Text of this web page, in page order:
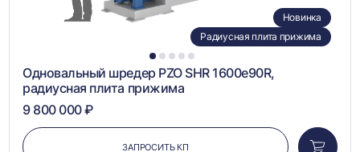
1 2 3 4 5
Новинка
Радиусная плита прижима
Одновальный шредер PZO SHR 1600e90R,
радиусная плита прижима
9 800 000 ₽
ЗАПРОСИТЬ КП